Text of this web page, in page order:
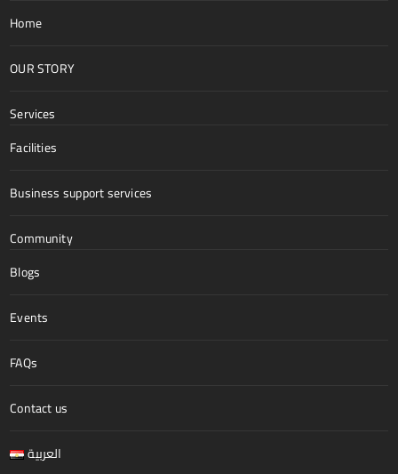
Home
OUR STORY
Services
Facilities
Business support services
Community
Blogs
Events
FAQs
Contact us
العربية